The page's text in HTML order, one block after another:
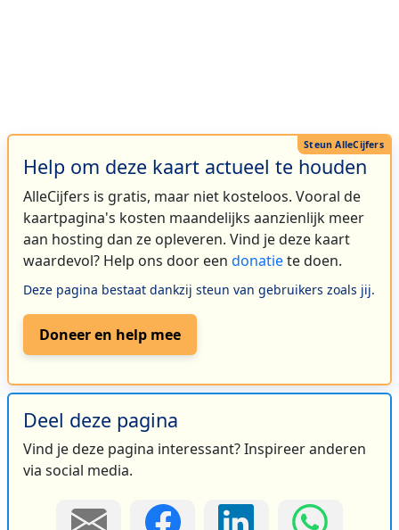
Help om deze kaart actueel te houden
AlleCijfers is gratis, maar niet kosteloos. Vooral de
kaartpagina's kosten maandelijks aanzienlijk meer
aan hosting dan ze opleveren. Vind je deze kaart
waardevol? Help ons door een donatiete doen.
Deze pagina bestaat dankzij steun van gebruikers zoals jij.
Doneer en help mee
Deel deze pagina
Vind je deze pagina interessant? Inspireer anderen
via social media.